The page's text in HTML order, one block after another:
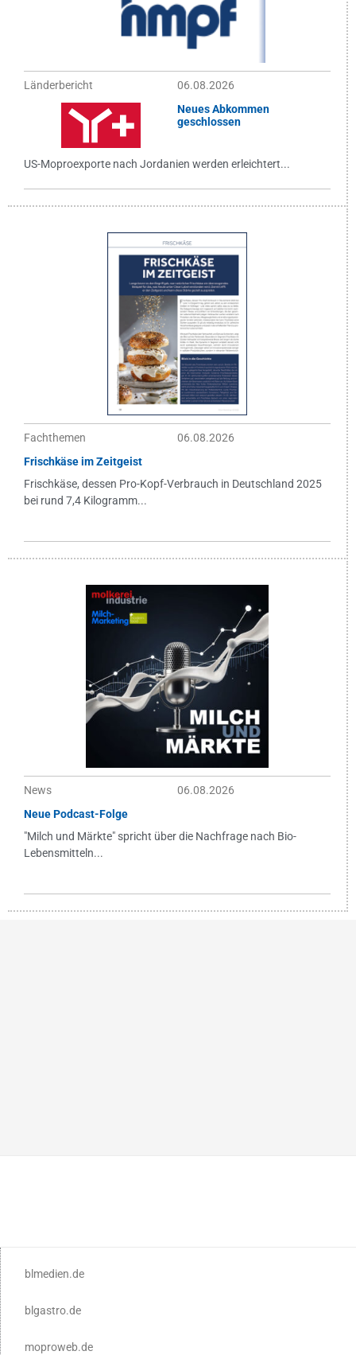
Länderbericht
06.08.2026
Neues Abkommen
geschlossen
US-Moproexporte nach Jordanien werden erleichtert...
Fachthemen
06.08.2026
Frischkäse im Zeitgeist
Frischkäse, dessen Pro-Kopf-Verbrauch in Deutschland 2025
bei rund 7,4 Kilogramm...
News
06.08.2026
Neue Podcast-Folge
"Milch und Märkte" spricht über die Nachfrage nach Bio-
Lebensmitteln...
blmedien.de
blgastro.de
moproweb.de